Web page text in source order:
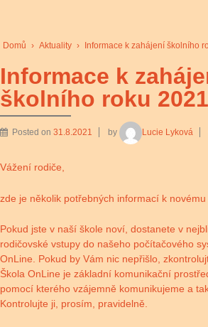
Domů › Aktuality › Informace k zahájení školního
Informace k
školního roku
Posted on 31.8.2021 by Lucie Lyková
Vážení rodiče,
zde je několik potřebných informací k novému
Pokud jste v naší škole noví, dostanete v
rodičovské vstupy do našeho počítačového
OnLine. Pokud by Vám nic nepřišlo,
Škola OnLine je základní komunikační
pomocí kterého vzájemně komunikujeme a
Kontrolujte ji, prosím, pravidelně.